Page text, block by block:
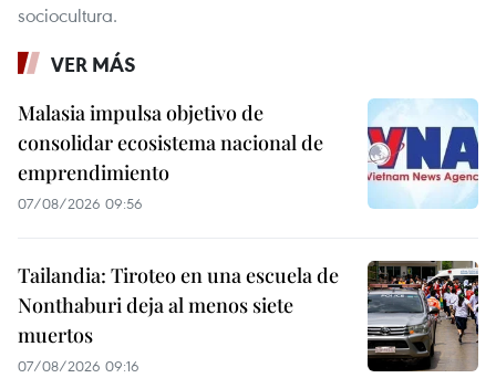
sociocultura.
VER MÁS
Malasia impulsa objetivo de
consolidar ecosistema nacional de
emprendimiento
07/08/2026 09:56
Tailandia: Tiroteo en una escuela de
Nonthaburi deja al menos siete
muertos
07/08/2026 09:16